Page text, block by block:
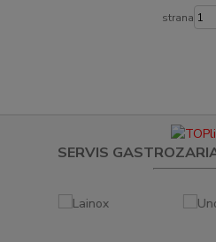
strana
SERVIS